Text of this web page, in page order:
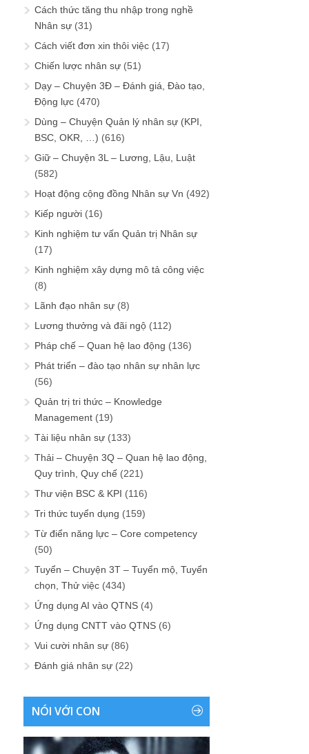
Cách thức tăng thu nhập trong nghề
Nhân sự (31)
Cách viết đơn xin thôi việc (17)
Chiến lược nhân sự (51)
Dạy – Chuyện 3Đ – Đánh giá, Đào tạo,
Động lực (470)
Dùng – Chuyện Quản lý nhân sự (KPI,
BSC, OKR, …) (616)
Giữ – Chuyện 3L – Lương, Lậu, Luật
(582)
Hoạt động cộng đồng Nhân sự Vn (492)
Kiếp người (16)
Kinh nghiệm tư vấn Quản trị Nhân sự
(17)
Kinh nghiệm xây dựng mô tả công việc
(8)
Lãnh đạo nhân sự (8)
Lương thưởng và đãi ngộ (112)
Pháp chế – Quan hệ lao động (136)
Phát triển – đào tạo nhân sự nhân lực
(56)
Quản trị tri thức – Knowledge
Management (19)
Tài liệu nhân sự (133)
Thải – Chuyện 3Q – Quan hệ lao động,
Quy trình, Quy chế (221)
Thư viện BSC & KPI (116)
Tri thức tuyển dụng (159)
Từ điển năng lực – Core competency
(50)
Tuyển – Chuyện 3T – Tuyển mộ, Tuyển
chọn, Thử việc (434)
Ứng dụng AI vào QTNS (4)
Ứng dụng CNTT vào QTNS (6)
Vui cười nhân sự (86)
Đánh giá nhân sự (22)
NÓI VỚI CON